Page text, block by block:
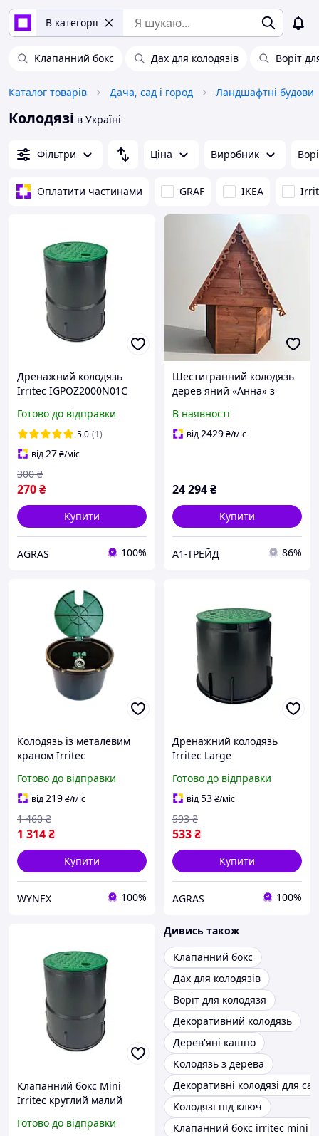
В категорії
Клапанний бокс Дах для колодязів Воріт
Каталог товарів Дача, сад і город Ландшафтні будови
Колодязі в Україні
Фільтри Ціна Виробник
Оплатити частинами GRAF IKEA
Дренажний колодязь
Irritec IGPOZ2000N01C
Готово до відправки
5.0 (1)
від27₴/міс
270₴
300 ₴
Купити
AGRAS 100%
Шестигранний колодязь
дерев яний «Анна» з
В наявності
від2429₴/міс
24 294₴
Купити
А1-ТРЕЙД 86%
Колодязь із металевим
краном Irritec
Готово до відправки
від219₴/міс
1 314₴
1 460 ₴
Купити
WYNEX 100%
Дренажний колодязь
Irritec Large
Готово до відправки
від53₴/міс
533₴
593 ₴
Купити
AGRAS 100%
Клапанний бокс Mini
Irritec круглий малий
Готово до відправки
Дивись також
Клапанний бокс
Дах для колодязів
Воріт для колодязя
Декоративний колодязь
Дерев'яні кашпо
Колодязь з дерева
Декоративні колодязі для
Колодязі під ключ
Клапанний бокс irritec mini